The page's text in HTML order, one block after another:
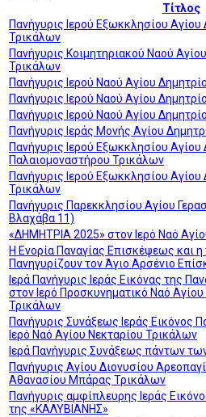
Τίτλος
Πανήγυρις Ιερού Εξωκκλησίου
Τρικάλων
Πανήγυρις Κοιμητηριακού Ναού
Τρικάλων
Πανήγυρις Ιερού Ναού Αγίου
Πανήγυρις Ιερού Ναού Αγίου
Πανήγυρις Ιερού Ναού Αγίου
Πανήγυρις Ιεράς Μονής Αγίου
Πανήγυρις Ιερού Εξωκκλησίου Αγίου
Παλαιομοναστήρου Τρικάλων
Πανήγυρις Ιερού Εξωκκλησίου Αγίου
Τρικάλων
Πανήγυρις Παρεκκλησίου Αγίου
Βλαχάβα 11)
«ΔΗΜΗΤΡΙΑ 2025» στον Ιερό Ναό
Η Ενορία Παναγίας Επισκέψεως και
Πανηγυρίζουν τον Άγιο Αρσένιο
Ιερά Πανήγυρις Ιεράς Εικόνας της
στον Ιερό Προσκυνηματικό Ναό
Τρικάλων
Πανήγυρις Συνάξεως Ιεράς Εικόνος
Ιερό Ναό Αγίου Νεκταρίου Τρικάλων
Ιερά Πανήγυρις Συνάξεως πάντων
Πανήγυρις Αγίου Διονυσίου
Αθανασίου Μπάρας Τρικάλων
Πανήγυρις αμφίπλευρης Ιεράς
της «ΚΑΛΥΒΙΑΝΗΣ»